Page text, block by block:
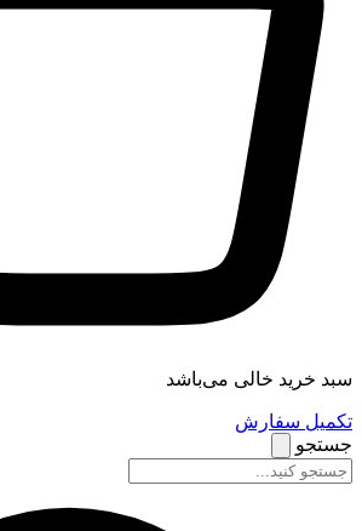
سبد خرید خالی می‌باشد
تکمیل سفارش
جستجو